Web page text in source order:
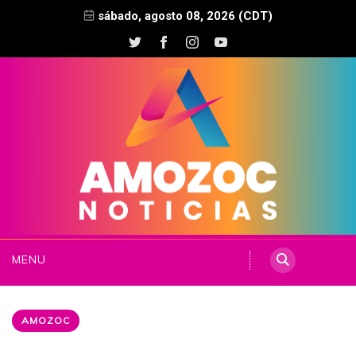
sábado, agosto 08, 2026 (CDT)
MENU
AMOZOC